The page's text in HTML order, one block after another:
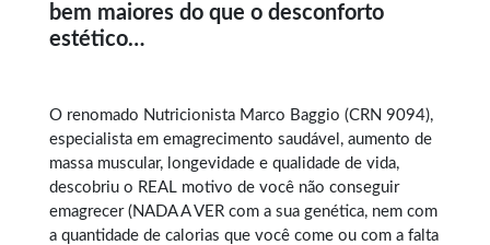
bem maiores do que o desconforto
estético…
O renomado Nutricionista Marco Baggio (CRN 9094),
especialista em emagrecimento saudável , aumento de
massa muscular, longevidade e qualidade de vida,
descobriu o REAL motivo de você não conseguir
emagrecer (NADA A VER com a sua genética, nem com
a quantidade de calorias que você come ou com a falta